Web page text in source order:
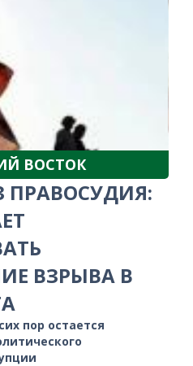
ВОСТОК
ПРАВОСУДИЯ:
ВЗРЫВА В
пор остается